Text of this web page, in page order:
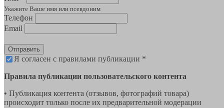
Укажите Ваше имя или псевдоним
Телефон
Email
Отправить
Я согласен с правилами публикации *
Правила публикации пользовательского контента
• Публикация контента (отзывов, фотографий товара)
происходит только после их предварительной модерации